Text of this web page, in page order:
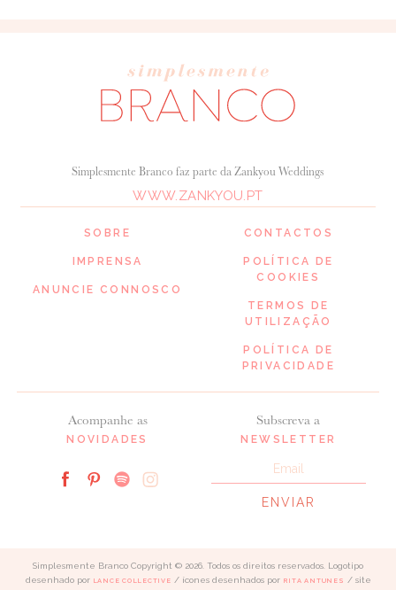
SOBRE
IMPRENSA
ANUNCIE CONNOSCO
Acompanhe as
NOVIDADES
Simplesmente Branco faz parte da Zankyou Weddings
WWW.ZANKYOU.PT
Subscreva a
NEWSLETTER
CONTACTOS
POLÍTICA DE
COOKIES
TERMOS DE
UTILIZAÇÃO
POLÍTICA DE
PRIVACIDADE
Simplesmente Branco Copyright © 2026. Todos os direitos reservados. Logotipo
desenhado por LANCE COLLECTIVE / ícones desenhados por RITA ANTUNES / site